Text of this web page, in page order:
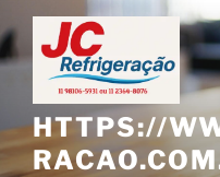
Pular
para
o
conteúdo
HTTPS://